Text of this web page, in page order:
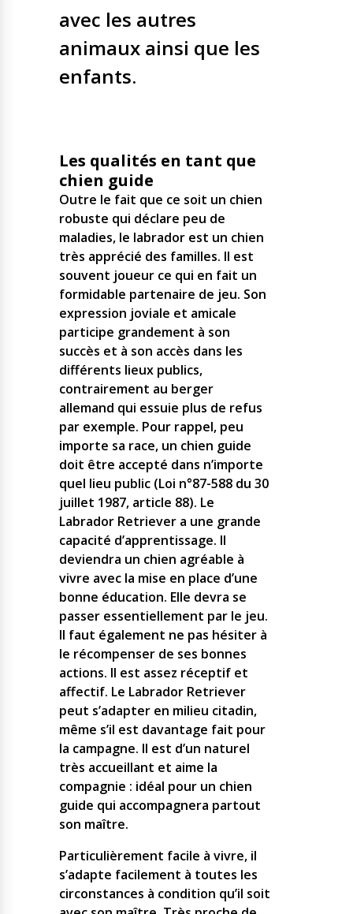
avec les autres
animaux ainsi que les
enfants.
Les qualités en tant que
chien guide
Outre le fait que ce soit un chien
robuste qui déclare peu de
maladies, le labrador est un chien
très apprécié des familles. Il est
souvent joueur ce qui en fait un
formidable partenaire de jeu. Son
expression joviale et amicale
participe grandement à son
succès et à son accès dans les
différents lieux publics,
contrairement au berger
allemand qui essuie plus de refus
par exemple. Pour rappel, peu
importe sa race, un chien guide
doit être accepté dans n’importe
quel lieu public (Loi n°87-588 du 30
juillet 1987, article 88). Le
Labrador Retriever a une grande
capacité d’apprentissage. Il
deviendra un chien agréable à
vivre avec la mise en place d’une
bonne éducation. Elle devra se
passer essentiellement par le jeu.
Il faut également ne pas hésiter à
le récompenser de ses bonnes
actions. Il est assez réceptif et
affectif. Le Labrador Retriever
peut s’adapter en milieu citadin,
même s’il est davantage fait pour
la campagne. Il est d’un naturel
très accueillant et aime la
compagnie : idéal pour un chien
guide qui accompagnera partout
son maître.
Particulièrement facile à vivre, il
s’adapte facilement à toutes les
circonstances à condition qu’il soit